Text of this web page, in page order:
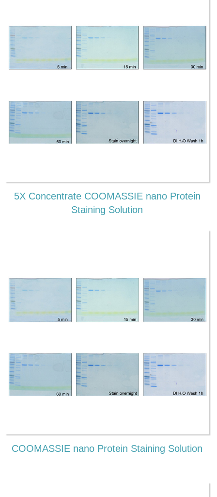
5X Concentrate COOMASSIE nano Protein
Staining Solution
COOMASSIE nano Protein Staining Solution